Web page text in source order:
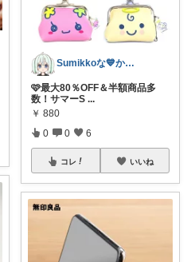
Sumikkoな💙かわいい推し活グッズ
🩷最大80％OFF＆半額商品多
数！サマーS ...
￥ 880
0 0 6
コレ いいね